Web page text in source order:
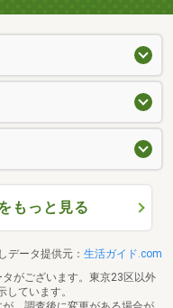
もっと見る
データ提供元： 生活ガイド.com
がございます。東京23区以外
ています。